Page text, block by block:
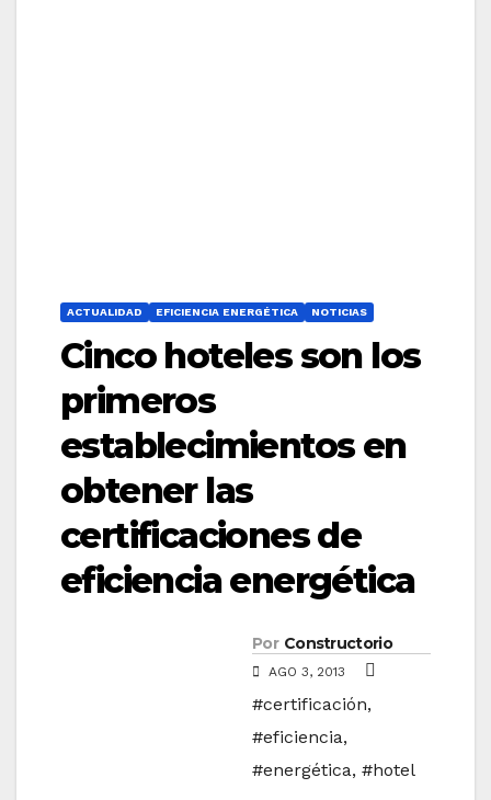
ACTUALIDAD EFICIENCIA ENERGÉTICA NOTICIAS
Cinco hoteles son los
primeros
establecimientos en
obtener las
certificaciones de
eficiencia energética
Por Constructorio
AGO 3, 2013
#certificación,
#eficiencia,
#energética, #hotel